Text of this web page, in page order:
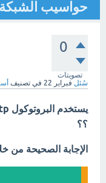
حواسيب
0
تصويتات
سُئل فبراير 22 في تصنيف
؟؟
الإجابة الصحيحة من